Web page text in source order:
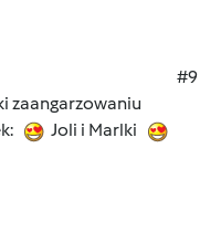
#9
zaangarzowaniu
Joli i Marlki